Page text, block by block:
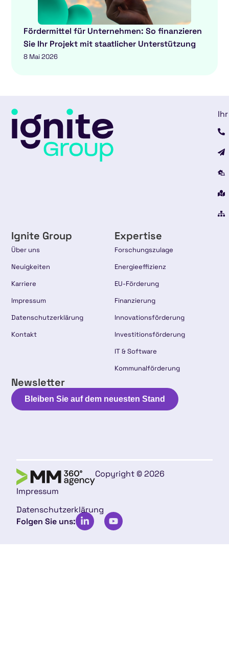
Fördermittel für Unternehmen: So finanzieren
Sie Ihr Projekt mit staatlicher Unterstützung
8 Mai 2026
Ignite Group
Über uns
Neuigkeiten
Karriere
Impressum
Datenschutzerklärung
Kontakt
Expertise
Forschungszulage
Energieeffizienz
EU-Förderung
Finanzierung
Innovationsförderung
Investitionsförderung
IT & Software
Kommunalförderung
Newsletter
Bleiben Sie auf dem neuesten Stand
Copyright © 2026
Impressum
Datenschutzerklärung
Folgen Sie uns: